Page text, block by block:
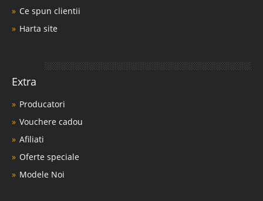
Ce spun clientii
Harta site
Extra
Producatori
Vouchere cadou
Afiliati
Oferte speciale
Modele Noi